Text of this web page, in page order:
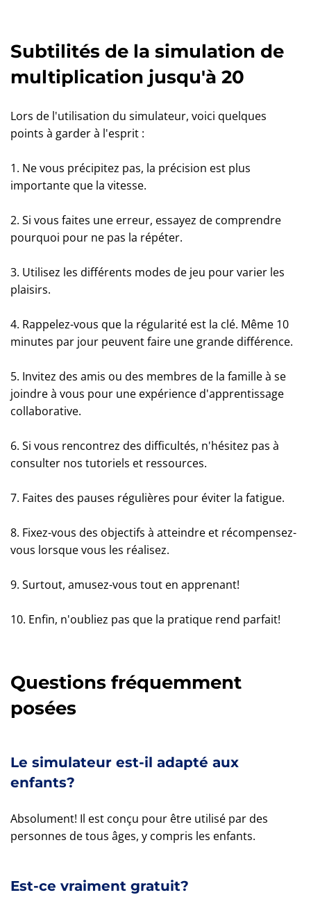
Subtilités de la simulation de
multiplication jusqu'à 20
Lors de l'utilisation du simulateur, voici quelques
points à garder à l'esprit :
1. Ne vous précipitez pas, la précision est plus
importante que la vitesse.
2. Si vous faites une erreur, essayez de comprendre
pourquoi pour ne pas la répéter.
3. Utilisez les différents modes de jeu pour varier les
plaisirs.
4. Rappelez-vous que la régularité est la clé. Même 10
minutes par jour peuvent faire une grande différence.
5. Invitez des amis ou des membres de la famille à se
joindre à vous pour une expérience d'apprentissage
collaborative.
6. Si vous rencontrez des difficultés, n'hésitez pas à
consulter nos tutoriels et ressources.
7. Faites des pauses régulières pour éviter la fatigue.
8. Fixez-vous des objectifs à atteindre et récompensez-
vous lorsque vous les réalisez.
9. Surtout, amusez-vous tout en apprenant!
10. Enfin, n'oubliez pas que la pratique rend parfait!
Questions fréquemment
posées
Le simulateur est-il adapté aux
enfants?
Absolument! Il est conçu pour être utilisé par des
personnes de tous âges, y compris les enfants.
Est-ce vraiment gratuit?